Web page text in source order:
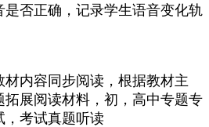
否正确，记录学生语音变化轨
内容同步阅读，根据教材主
拓展阅读材料，初，高中专题专
，考试真题听读